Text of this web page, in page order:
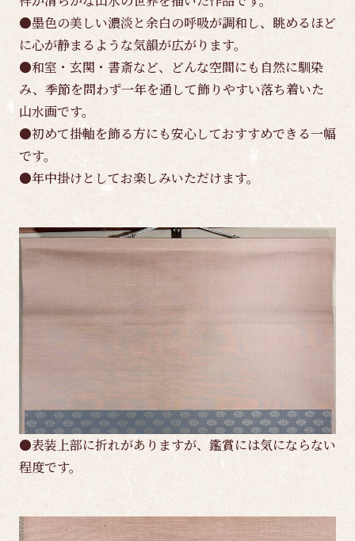
●墨色の美しい濃淡と余白の呼吸が調和し、眺めるほど
に心が静まるような気韻が広がります。
●和室・玄関・書斎など、どんな空間にも自然に馴染
み、季節を問わず一年を通して飾りやすい落ち着いた
山水画です。
●初めて掛軸を飾る方にも安心しておすすめできる一幅
です。
●年中掛けとしてお楽しみいただけます。
●表装上部に折れがありますが、鑑賞には気にならない
程度です。